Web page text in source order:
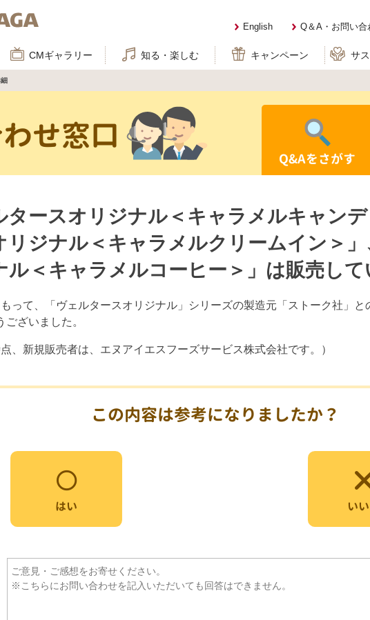
English Q＆A・お問い合
CMギャラリー 知る・楽しむ キャンペーン サ
せ窓口
Q&Aをさがす
タースオリジナル＜キャラメルキャン
リジナル＜キャラメルクリームイン＞
ル＜キャラメルコーヒー＞」は販売し
もって、「ヴェルタースオリジナル」シリーズの製造元「ストーク社」
ざいました。
点、新規販売者は、エヌアイエスフーズサービス株式会社です。）
この内容は参考になりましたか？
はい い